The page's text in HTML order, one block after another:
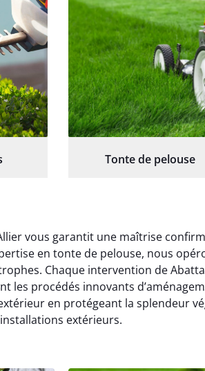
Tonte de pelouse
vous garantit une maîtrise
en tonte de pelouse, nous
Chaque intervention de
les procédés innovants
en protégeant la splendeur
extérieurs.